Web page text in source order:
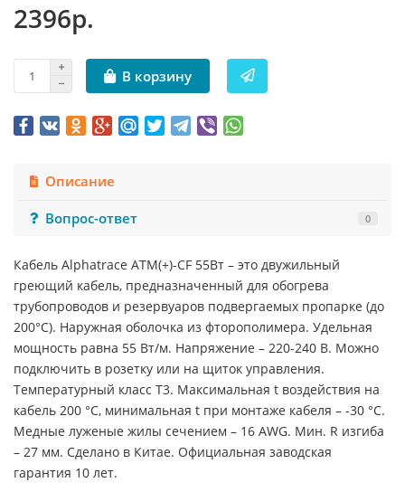
2396р.
В корзину
Описание
Вопрос-ответ
0
Кабель Alphatrace ATM(+)-CF 55Вт – это двужильный
греющий кабель, предназначенный для обогрева
трубопроводов и резервуаров подвергаемых пропарке (до
200°C). Наружная оболочка из фторополимера. Удельная
мощность равна 55 Вт/м. Напряжение – 220-240 В. Можно
подключить в розетку или на щиток управления.
Температурный класс T3. Максимальная t воздействия на
кабель 200 °С, минимальная t при монтаже кабеля – -30 °С.
Медные луженые жилы сечением – 16 AWG. Мин. R изгиба
– 27 мм. Сделано в Китае. Официальная заводская
гарантия 10 лет.